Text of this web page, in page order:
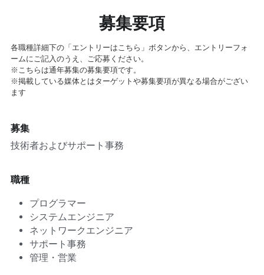
募集要項
各職種詳細下の「エントリーはこちら」ボタンから、エントリーフォ
ームにご記入のうえ、ご応募ください。
※こちらは通年募集の募集要項です。
※掲載している媒体とはターゲットや募集要項が異なる場合がござい
ます
募集
技術者およびサポート事務
職種
プログラマー
システムエンジニア
ネットワークエンジニア
サポート事務
管理・営業